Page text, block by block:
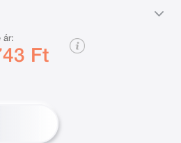
ár:
Ft